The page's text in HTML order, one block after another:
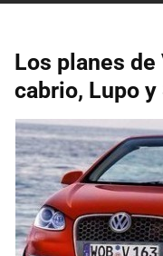
Los planes
cabrio, Lupo